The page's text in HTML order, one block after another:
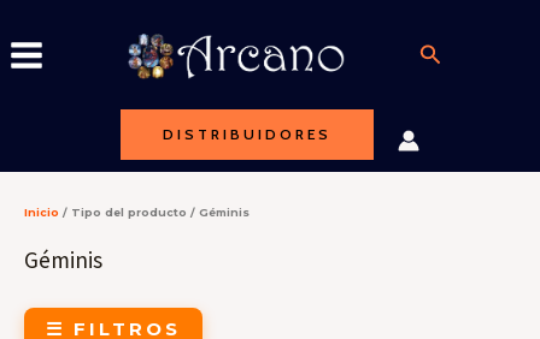
al
Buscar
DISTRIBUIDORES
Inicio / Tipo del producto / Géminis
Géminis
☰ FILTROS